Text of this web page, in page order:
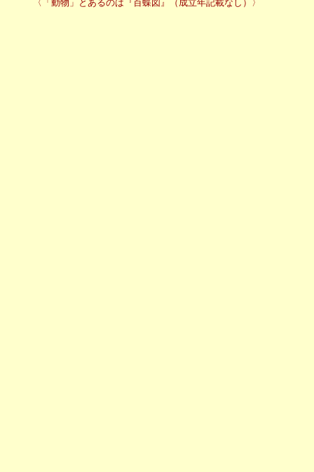
〈「動物」とあるのは『百蝶図』（成立年記載なし）〉